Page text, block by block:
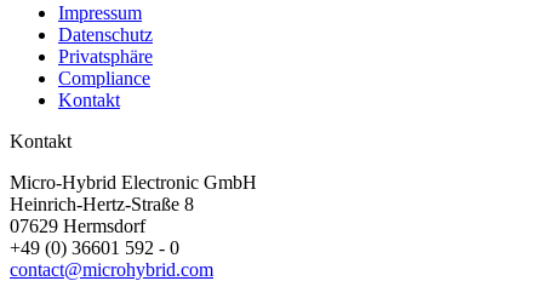
Impressum
Datenschutz
Privatsphäre
Compliance
Kontakt
Kontakt
Micro-Hybrid Electronic GmbH
Heinrich-Hertz-Straße 8
07629 Hermsdorf
+49 (0) 36601 592 - 0
contact@microhybrid.com